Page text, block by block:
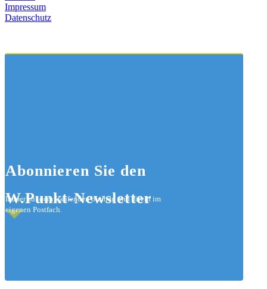
Impressum
Datenschutz
Abonnieren Sie den
W.Punkt-Newsletter
Immer auf dem Laufenden bleiben und direkt im
eigenen Postfach.